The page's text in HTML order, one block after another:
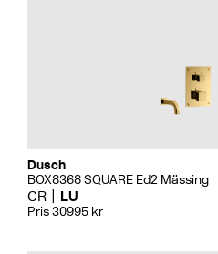
Dusch
BOX8368 SQUARE Ed2 Mässing
CR LU
Pris 30995 kr